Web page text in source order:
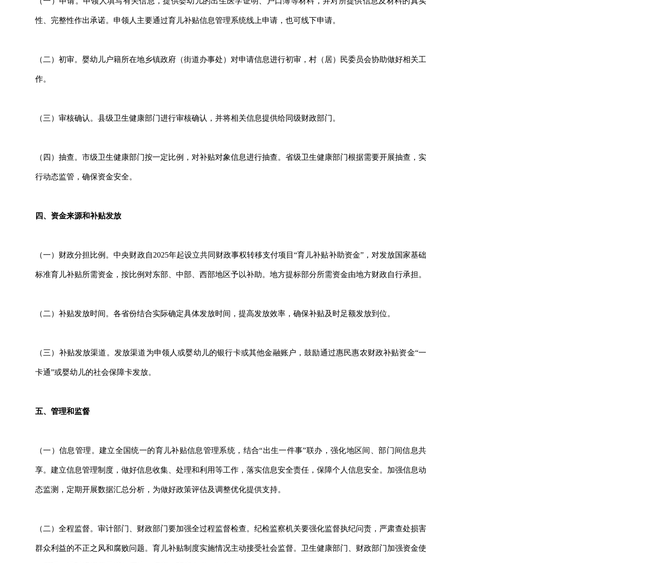
性、完整性作出承诺。申领人主要通过育儿补贴信息管理系统线上申请，也可线下申请。
（二）初审。婴幼儿户籍所在地乡镇政府（街道办事处）对申请信息进行初审，村（居）民委员会协助做好相关工
作。
（三）审核确认。县级卫生健康部门进行审核确认，并将相关信息提供给同级财政部门。
（四）抽查。市级卫生健康部门按一定比例，对补贴对象信息进行抽查。省级卫生健康部门根据需要开展抽查，实
行动态监管，确保资金安全。
四、资金来源和补贴发放
（一）财政分担比例。中央财政自2025年起设立共同财政事权转移支付项目“育儿补贴补助资金”，对发放国家基础
标准育儿补贴所需资金，按比例对东部、中部、西部地区予以补助。地方提标部分所需资金由地方财政自行承担。
（二）补贴发放时间。各省份结合实际确定具体发放时间，提高发放效率，确保补贴及时足额发放到位。
（三）补贴发放渠道。发放渠道为申领人或婴幼儿的银行卡或其他金融账户，鼓励通过惠民惠农财政补贴资金“一
卡通”或婴幼儿的社会保障卡发放。
五、管理和监督
（一）信息管理。建立全国统一的育儿补贴信息管理系统，结合“出生一件事”联办，强化地区间、部门间信息共
享。建立信息管理制度，做好信息收集、处理和利用等工作，落实信息安全责任，保障个人信息安全。加强信息动
态监测，定期开展数据汇总分析，为做好政策评估及调整优化提供支持。
（二）全程监督。审计部门、财政部门要加强全过程监督检查。纪检监察机关要强化监督执纪问责，严肃查处损害
群众利益的不正之风和腐败问题。育儿补贴制度实施情况主动接受社会监督。卫生健康部门、财政部门加强资金使